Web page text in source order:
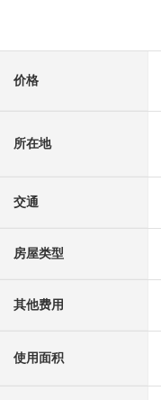
价格
所在地
交通
房屋类型
其他费用
使用面积